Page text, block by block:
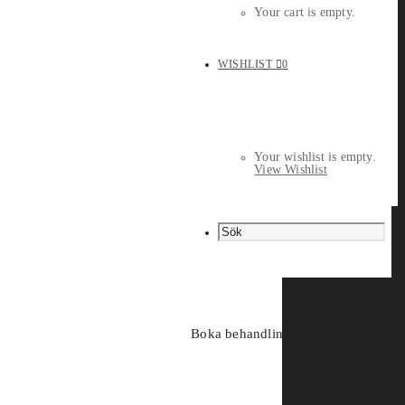
Your cart is empty.
WISHLIST 0
Your wishlist is empty.
View Wishlist
Boka behandling